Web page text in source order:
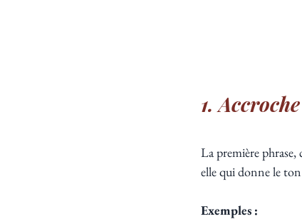
1.
La première
elle qui donne le
Exemples :